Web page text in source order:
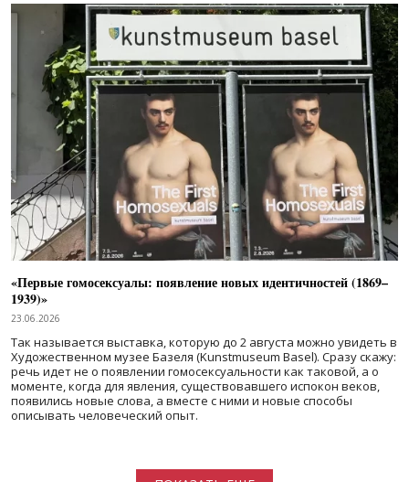
«Первые гомосексуалы: появление новых идентичностей (1869–
1939)»
23.06.2026
Так называется выставка, которую до 2 августа можно увидеть в
Художественном музее Базеля (Kunstmuseum Basel). Сразу скажу:
речь идет не о появлении гомосексуальности как таковой, а о
моменте, когда для явления, существовавшего испокон веков,
появились новые слова, а вместе с ними и новые способы
описывать человеческий опыт.